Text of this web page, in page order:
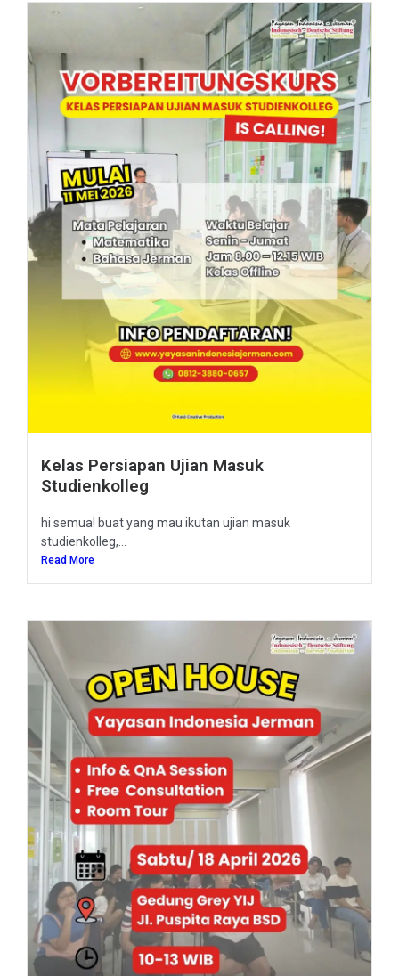
Kelas Persiapan Ujian Masuk
Studienkolleg
hi semua! buat yang mau ikutan ujian masuk
studienkolleg,...
Read More